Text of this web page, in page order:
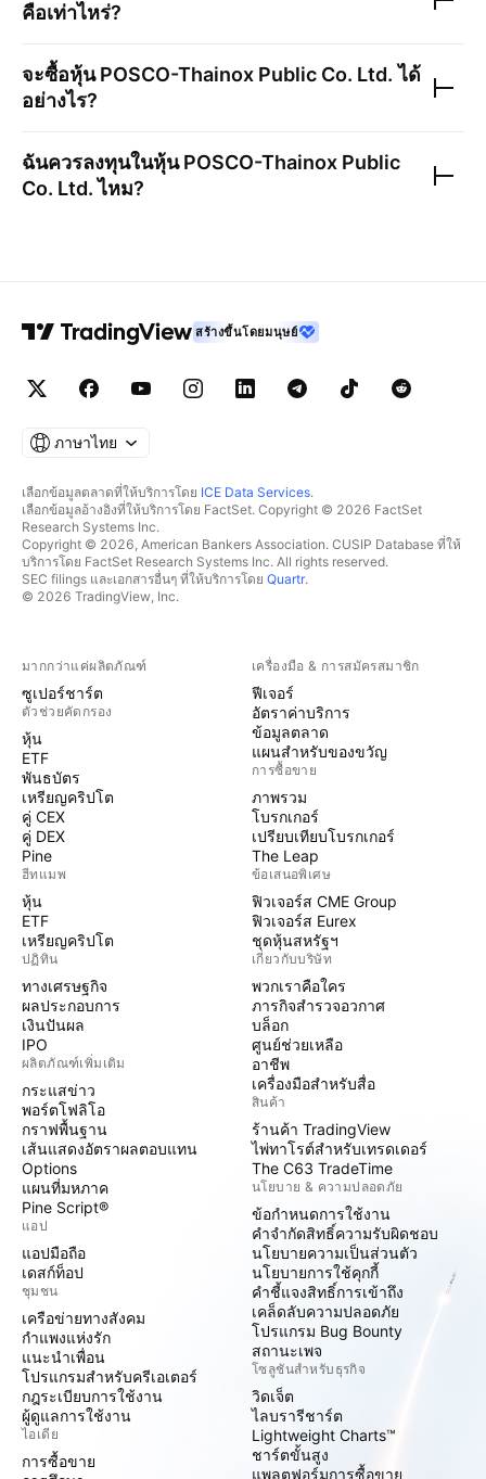
คือเท่าไหร่?
จะซื้อหุ้นPOSCO-Thainox Public Co. Ltd. ได้
อย่างไร?
ฉันควรลงทุนในหุ้นPOSCO-Thainox Public
Co. Ltd.ไหม?
สร้างขึ้นโดยมนุษย์
ภาษาไทย
เลือกข้อมูลตลาดที่ให้บริการโดย ICE Data Services.
เลือกข้อมูลอ้างอิงที่ให้บริการโดย FactSet. Copyright © 2026 FactSet
Research Systems Inc.
Copyright © 2026, American Bankers Association. CUSIP Database ที่ให้
บริการโดย FactSet Research Systems Inc. All rights reserved.
SEC filings และเอกสารอื่นๆ ที่ให้บริการโดย Quartr.
© 2026 TradingView, Inc.
มากกว่าแค่ผลิตภัณฑ์
ซูเปอร์ชาร์ต
ตัวช่วยคัดกรอง
หุ้น
ETF
พันธบัตร
เหรียญคริปโต
คู่ CEX
คู่ DEX
Pine
ฮีทแมพ
หุ้น
ETF
เหรียญคริปโต
ปฏิทิน
ทางเศรษฐกิจ
ผลประกอบการ
เงินปันผล
IPO
ผลิตภัณฑ์เพิ่มเติม
กระแสข่าว
พอร์ตโฟลิโอ
กราฟพื้นฐาน
เส้นแสดงอัตราผลตอบแทน
Options
แผนที่มหภาค
Pine Script®
แอป
แอปมือถือ
เดสก์ท็อป
ชุมชน
เครือข่ายทางสังคม
กำแพงแห่งรัก
แนะนำเพื่อน
โปรแกรมสำหรับครีเอเตอร์
กฎระเบียบการใช้งาน
ผู้ดูแลการใช้งาน
ไอเดีย
การซื้อขาย
เครื่องมือ & การสมัครสมาชิก
ฟีเจอร์
อัตราค่าบริการ
ข้อมูลตลาด
แผนสำหรับของขวัญ
การซื้อขาย
ภาพรวม
โบรกเกอร์
เปรียบเทียบโบรกเกอร์
The Leap
ข้อเสนอพิเศษ
ฟิวเจอร์ส CME Group
ฟิวเจอร์ส Eurex
ชุดหุ้นสหรัฐฯ
เกี่ยวกับบริษัท
พวกเราคือใคร
ภารกิจสำรวจอวกาศ
บล็อก
ศูนย์ช่วยเหลือ
อาชีพ
เครื่องมือสำหรับสื่อ
สินค้า
ร้านค้า TradingView
ไพ่ทาโรต์สำหรับเทรดเดอร์
The C63 TradeTime
นโยบาย & ความปลอดภัย
ข้อกำหนดการใช้งาน
คำจำกัดสิทธิ์ความรับผิดชอบ
นโยบายความเป็นส่วนตัว
นโยบายการใช้คุกกี้
คำชี้แจงสิทธิ์การเข้าถึง
เคล็ดลับความปลอดภัย
โปรแกรม Bug Bounty
สถานะเพจ
โซลูชันสำหรับธุรกิจ
วิดเจ็ต
ไลบรารีชาร์ต
Lightweight Charts™
ชาร์ตขั้นสูง
แพลตฟอร์มการซื้อขาย